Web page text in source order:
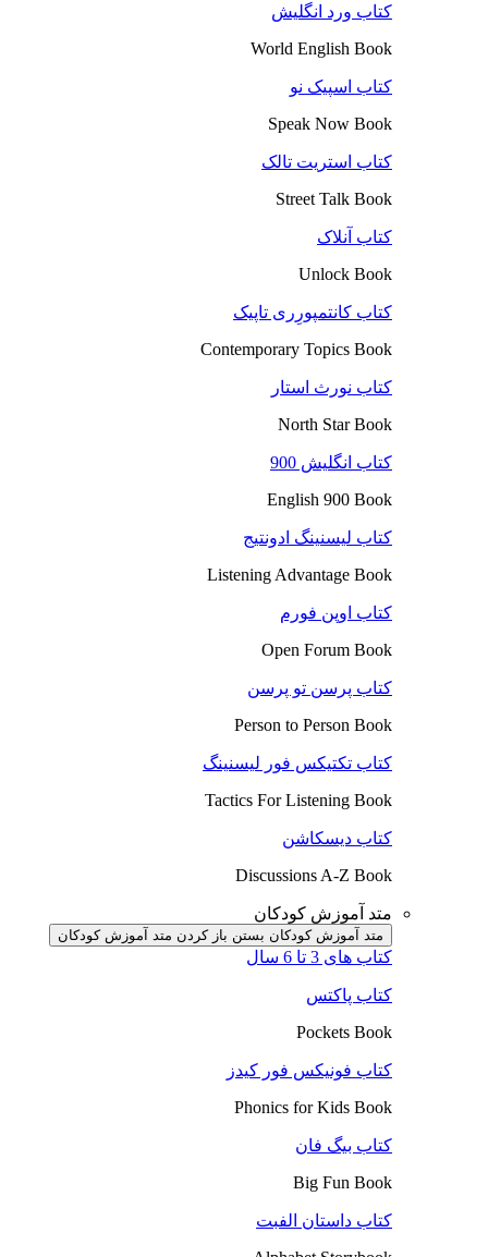
کتاب ورد انگلیش
World English Book
کتاب اسپیک نو
Speak Now Book
کتاب استریت تالک
Street Talk Book
کتاب آنلاک
Unlock Book
کتاب کانتمپورِری تاپیک
Contemporary Topics Book
کتاب نورث استار
North Star Book
کتاب انگلیش 900
English 900 Book
کتاب لیسنینگ ادونتیج
Listening Advantage Book
کتاب اوپن فورم
Open Forum Book
کتاب پرسن تو پرسن
Person to Person Book
کتاب تکتیکس فور لیسنینگ
Tactics For Listening Book
کتاب دیسکاشن
Discussions A-Z Book
متد آموزش کودکان
متد آموزش کودکان بستن باز کردن متد آموزش کودکان
کتاب های 3 تا 6 سال
کتاب پاکتس
Pockets Book
کتاب فونیکس فور کیدز
Phonics for Kids Book
کتاب بیگ فان
Big Fun Book
کتاب داستان الفبت